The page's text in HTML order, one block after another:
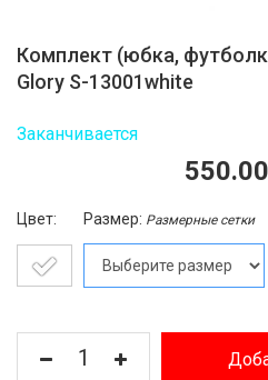
Комплект (юбка,
Glory S-13001white
Заканчивается
550.00
Цвет: Размер: Размерные сетки